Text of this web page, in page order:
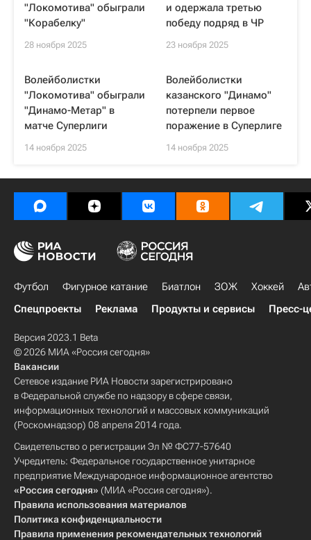
"Локомотива" обыграли
"Корабелку"
28 ноября 2025
и одержала третью
победу подряд в ЧР
23 ноября 2025
Волейболистки
"Локомотива" обыграли
"Динамо-Метар" в
матче Суперлиги
14 ноября 2025
Волейболистки
казанского "Динамо"
потерпели первое
поражение в Суперлиге
14 ноября 2025
Футбол Фигурное катание Биатлон ЗОЖ Хоккей
Спецпроекты
Реклама Продукты и сервисы Пресс-
Версия 2023.1 Beta
© 2026 МИА «Россия сегодня»
Вакансии
Сетевое издание РИА Новости зарегистрировано
в Федеральной службе по надзору в сфере связи,
информационных технологий и массовых коммуникаций
(Роскомнадзор) 08 апреля 2014 года.
Свидетельство о регистрации Эл № ФС77-57640
Учредитель: Федеральное государственное унитарное
предприятие Международное информационное агентство
«Россия сегодня» (МИА «Россия сегодня»).
Правила использования материалов
Политика конфиденциальности
Правила применения рекомендательных технологий